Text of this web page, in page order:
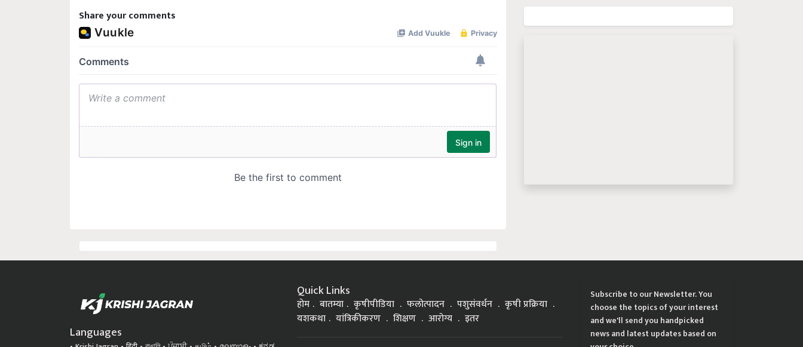
Share your comments
Languages
Krishi Jagran हिंदी বাঙালি ਪੰਜਾਬੀ தமிழ் മലയാളം ಕನ್ನಡ
Quick Links
होम बातम्या कृषीपीडिया फलोत्पादन पशुसंवर्धन
कृषी प्रक्रिया
यशकथा
यांत्रिकीकरण शिक्षण आरोग्य इतर
Subscribe to our Newsletter. You
choose the topics of your interest
and we'll send you handpicked
news and latest updates based on
your choice.